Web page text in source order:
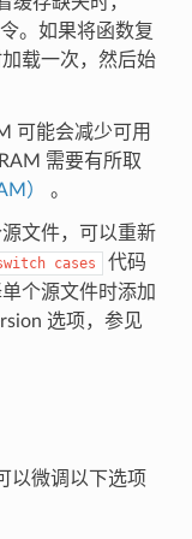
。如果将函数复
载一次，然后始
可能会减少可用
需要有所取
） 。
文件，可以重新
cases
代码
个源文件时添加
选项，参见
以微调以下选项